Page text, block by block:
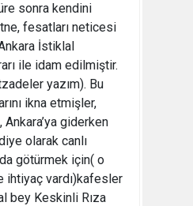
sonra kendini
fesatları neticesi
İstiklal
ile idam edilmiştir.
yazım). Bu
ikna etmişler,
giderken
olarak canlı
götürmek için( o
ihtiyaç vardı)kafesler
bey Keskinli Rıza